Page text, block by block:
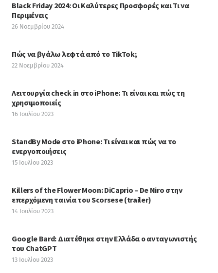
Black Friday 2024: Οι Καλύτερες Προσφορές και Τι να
Περιμένεις
26 Νοεμβρίου 2024
Πώς να βγάλω λεφτά από το TikTok;
22 Νοεμβρίου 2024
Λειτουργία check in στο iPhone: Τι είναι και πώς τη
χρησιμοποιείς
16 Ιουλίου 2023
StandBy Mode στο iPhone: Τι είναι και πώς να το
ενεργοποιήσεις
15 Ιουλίου 2023
Killers of the Flower Moon: DiCaprio – De Niro στην
επερχόμενη ταινία του Scorsese (trailer)
14 Ιουλίου 2023
Google Bard: Διατέθηκε στην Ελλάδα ο ανταγωνιστής
του ChatGPT
13 Ιουλίου 2023